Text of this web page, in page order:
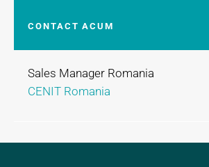
CONTACT ACUM
Sales Manager Romania
CENIT Romania